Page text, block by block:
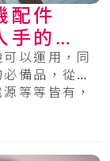
配件
的單
以運用，同
備品，從螢
等等皆有，